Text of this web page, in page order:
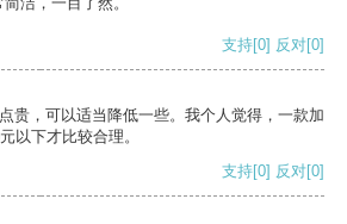
支持[0] 反对[0]
贵，可以适当降低一些。我个人觉得，一款加
以下才比较合理。
支持[0] 反对[0]